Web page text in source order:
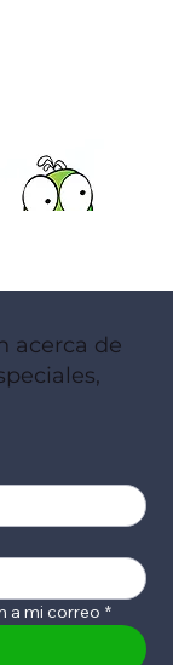
acerca de
a mi correo *